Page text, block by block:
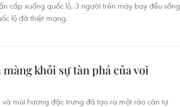
cấp xuống quốc lộ, 3 người trên máy bay đều sống
lộ đã thiệt mạng.
khỏi sự tàn phá của voi
mùi hương đặc trưng đã tạo ra một rào cản tự